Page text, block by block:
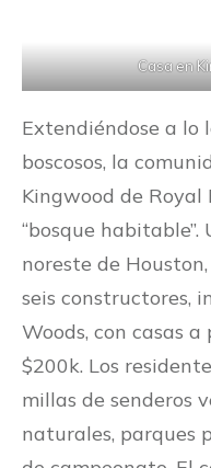
Casa en
Extendiéndose a lo
boscosos, la
Kingwood de Royal
“bosque
noreste de
seis constructores,
Woods, con casas
$200k. Los
millas de senderos
naturales, parques